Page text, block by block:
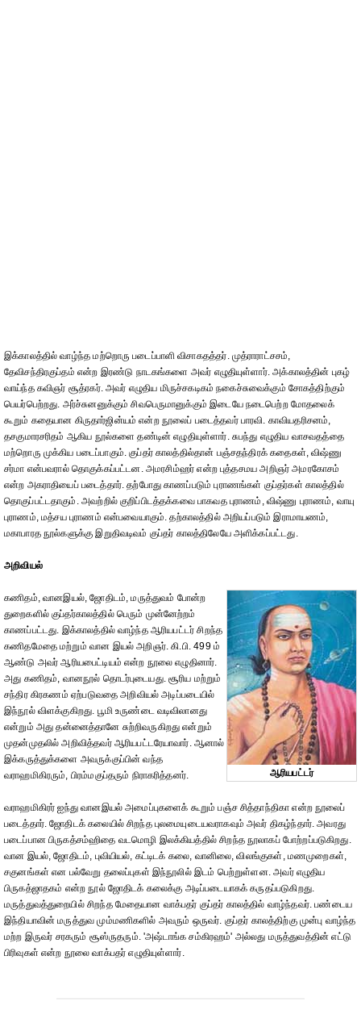
இக்காலத்தில் வாழ்ந்த மற்றொரு படைப்பாளி விசாகதத்தர். முத்ராராட்சசம்,
தேவிசந்திரகுப்தம் என்ற இரண்டு நாடகங்களை அவர் எழுதியுள்ளார். அக்காலத்தின் புகழ்
வாய்ந்த கவிஞர் சூத்ரகர். அவர் எழுதிய மிருச்சகடிகம் நகைச்சுவைக்கும் சோகத்திற்கும்
பெயர்பெற்றது. அர்ச்சுனனுக்கும் சிவபெருமானுக்கும் இடையே நடைபெற்ற மோதலைக்
கூறும் கதையான கிருதார்ஜின்யம் என்ற நூலைப் படைத்தவர் பாரவி. காவியதரிசனம்,
தசகுமாரசரிதம் ஆகிய நூல்களை தண்டின் எழுதியுள்ளார். சுபந்து எழுதிய வாசவதத்தை
மற்றொரு முக்கிய படைப்பாகும். குப்தர் காலத்தில்தான் பஞ்சதந்திரக் கதைகள், விஷ்ணு
சர்மா என்பவரால் தொகுக்கப்பட்டன. அமரசிம்ஹர் என்ற புத்தசமய அறிஞர் அமரகோசம்
என்ற அகராதியைப் படைத்தார். தற்போது காணப்படும் புராணங்கள் குப்தர்கள் காலத்தில்
தொகுப்பட்டதாகும். அவற்றில் குறிப்பிடத்தக்கவை பாகவத புராணம், விஷ்ணு புராணம், வாயு
புராணம், மத்சய புராணம் என்பவையாகும். தற்காலத்தில் அறியப்படும் இராமாயணம்,
மகாபாரத நூல்களுக்கு இறுதிவடிவம் குப்தர் காலத்திலேயே அளிக்கப்பட்டது.
அறிவியல்
ஆரியபட்டர்
கணிதம், வானஇயல், ஜோதிடம், மருத்துவம் போன்ற
துறைகளில் குப்தர்காலத்தில் பெரும் முன்னேற்றம்
காணப்பட்டது. இக்காலத்தில் வாழ்ந்த ஆரியபட்டர் சிறந்த
கணிதமேதை மற்றும் வான இயல் அறிஞர். கி.பி. 499 ம்
ஆண்டு அவர் ஆரியபைட்டியம் என்ற நூலை எழுதினார்.
அது கணிதம், வானநூல் தொடர்புடையது. சூரிய மற்றும்
சந்திர கிரகணம் ஏற்படுவதை அறிவியல் அடிப்படையில்
இந்நூல் விளக்குகிறது. பூமி உருண்டை வடிவிலானது
என்றும் அது தன்னைத்தானே சுற்றிவருகிறது என்றும்
முதன்முதலில் அறிவித்தவர் ஆரியபட்டரேயாவார். ஆனால்
இக்கருத்துக்களை அவருக்குப்பின் வந்த
வராஹமிகிரரும், பிரம்மகுப்தரும் நிராகரித்தனர்.
வராஹமிகிரர் ஐந்து வானஇயல் அமைப்புகளைக் கூறும் பஞ்ச சித்தாந்திகா என்ற நூலைப்
படைத்தார். ஜோதிடக் கலையில் சிறந்த புலமையுடையவராகவும் அவர் திகழ்ந்தார். அவரது
படைப்பான பிருகத்சம்ஹிதை வடமொழி இலக்கியத்தில் சிறந்த நூலாகப் போற்றப்படுகிறது.
வான இயல், ஜோதிடம், புவியியல், கட்டிடக் கலை, வானிலை, விலங்குகள், மணமுறைகள்,
சகுனங்கள் என பல்வேறு தலைப்புகள் இந்நூலில் இடம் பெற்றுள்ளன. அவர் எழுதிய
பிருகத்ஜாதகம் என்ற நூல் ஜோதிடக் கலைக்கு அடிப்படையாகக் கருதப்படுகிறது.
மருத்துவத்துறையில் சிறந்த மேதையான வாக்பதர் குப்தர் காலத்தில் வாழ்ந்தவர். பண்டைய
இந்தியாவின் மருத்துவ மும்மணிகளில் அவரும் ஒருவர். குப்தர் காலத்திற்கு முன்பு வாழ்ந்த
மற்ற இருவர் சரகரும் சூஸ்ருதரும். 'அஷ்டாங்க சம்கிரஹம்' அல்லது மருத்துவத்தின் எட்டு
பிரிவுகள் என்ற நூலை வாக்பதர் எழுதியுள்ளார்.